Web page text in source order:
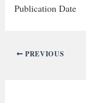
Publication Date
PREVIOUS